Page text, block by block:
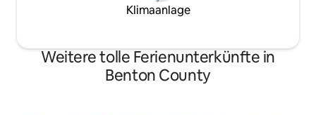
Klimaanlage
Weitere tolle Ferienunterkünfte in
Benton County